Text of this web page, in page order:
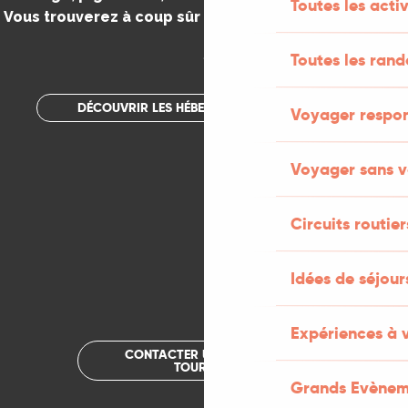
Toutes les
Toutes les
Voyager
Voyager sans
Circuits
Idées de
Expériences à
Grands
Vous trouverez à coup sûr votre bonheur dans le Lot.
.
DÉCOUVRIR LES HÉBERGEMENTS INSOLITES
CONTACTER UN OFFICE DE
TOURISME